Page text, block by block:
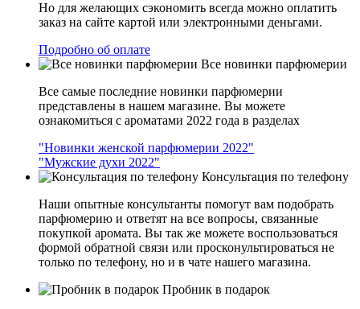
Но для желающих сэкономить всегда можно оплатить
заказ на сайте картой или электронными деньгами.
Подробно об оплате
Все новинки парфюмерии
Все самые последние новинки парфюмерии
представлены в нашем магазине. Вы можете
ознакомиться с ароматами 2022 года в разделах
"Новинки женской парфюмерии 2022"
"Мужские духи 2022"
Консультация по телефону
Наши опытные консультанты помогут вам подобрать
парфюмерию и ответят на все вопросы, связанные
покупкой аромата. Вы так же можете воспользоваться
формой обратной связи или просконультироваться не
только по телефону, но и в чате нашего магазина.
Пробник в подарок